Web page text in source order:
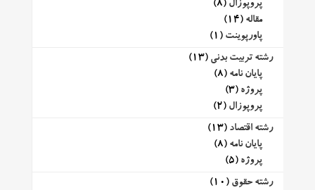
پروپوزال (8)
مقاله (14)
پاورپوینت (1)
رشته تربیت بدنی (13)
پایان نامه (8)
پروژه (3)
پروپوزال (2)
رشته اقتصاد (13)
پایان نامه (8)
پروژه (5)
رشته حقوق (10)